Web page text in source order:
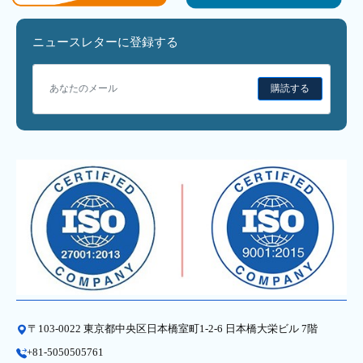
ニュースレターに登録する
購読する
〒103-0022 東京都中央区日本橋室町1-2-6 日本橋大栄ビル 7階
+81-5050505761